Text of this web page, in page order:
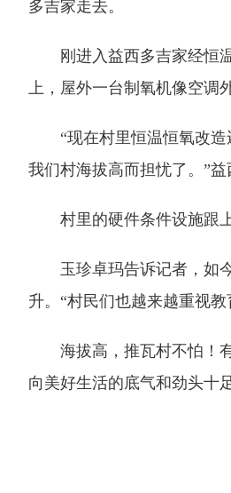
多吉家走去。
刚进入益西多吉家经恒温
上，屋外一台制氧机像空调
“现在村里恒温恒氧改造
我们村海拔高而担忧了。”益
村里的硬件条件设施跟上
玉珍卓玛告诉记者，如今
升。“村民们也越来越重视
海拔高，推瓦村不怕！有
向美好生活的底气和劲头十足